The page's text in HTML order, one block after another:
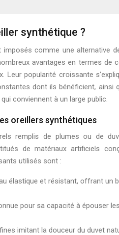
synthétique ?
comme une alternative
avantages en termes de
Leur popularité croissante
dont ils bénéficient, ainsi
conviennent à un large public.
oreillers synthétiques
remplis de plumes ou de
de matériaux artificiels
utilisés sont :
élastique et résistant, offrant un
pour sa capacité à épouser les
imitant la douceur du duvet